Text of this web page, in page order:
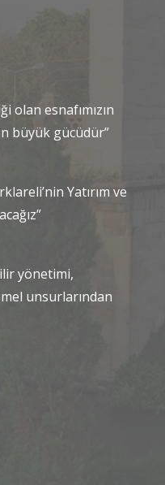
olan esnafımızın
büyük gücüdür”
Yatırım ve
yönetimi,
unsurlarından